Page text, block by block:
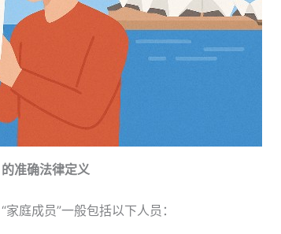
准确法律定义
庭成员”一般包括以下人员：